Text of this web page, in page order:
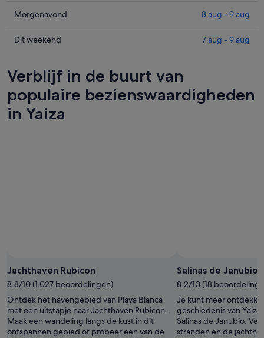
Yaiza
vanavond,
-
aug,
bekijken
Prijzen
Yaiza
8
-
9
Morgenavond 8 aug - 9 aug
Prijzen
voor
dit
weekend,
7
Dit weekend 7 aug - 9 aug
Verblijf in de buurt van
populaire bezienswaardigheden
in Yaiza
Jachthaven Rubicon
8.8/10 (1.027 beoordelingen)
Ontdek het havengebied van Playa Blanca
met een uitstapje naar Jachthaven Rubicon.
Maak een wandeling langs de kust in dit
ontspannen gebied of probeer een van de
Salinas de Janubio
8.2/10 (18
Je kunt meer
geschiedenis van
Salinas de Janubio.
stranden en de